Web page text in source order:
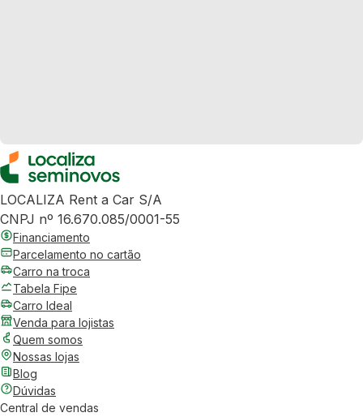
LOCALIZA Rent a Car S/A
CNPJ nº 16.670.085/0001-55
Financiamento
Parcelamento no cartão
Carro na troca
Tabela Fipe
Carro Ideal
Venda para lojistas
Quem somos
Nossas lojas
Blog
Dúvidas
Central de vendas